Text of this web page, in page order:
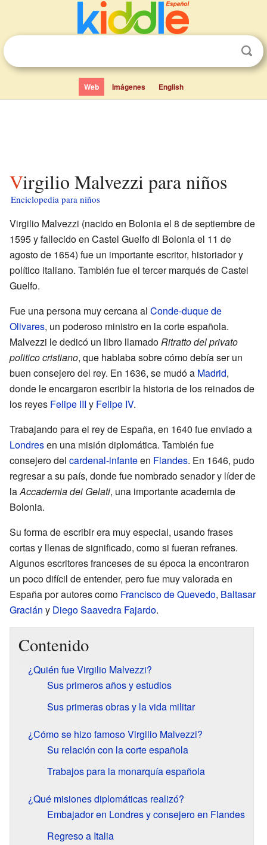
Web Imágenes English
Virgilio Malvezzi para niños
Enciclopedia para niños
Virgilio Malvezzi (nacido en Bolonia el 8 de septiembre de
1595 y fallecido en Castel Guelfo di Bolonia el 11 de
agosto de 1654) fue un importante escritor, historiador y
político italiano. También fue el tercer marqués de Castel
Guelfo.
Fue una persona muy cercana al Conde-duque de
Olivares, un poderoso ministro en la corte española.
Malvezzi le dedicó un libro llamadoRitratto del privato
politico cristiano, que hablaba sobre cómo debía ser un
buen consejero del rey. En 1636, se mudó a Madrid,
donde le encargaron escribir la historia de los reinados de
los reyes Felipe III y Felipe IV.
Trabajando para el rey de España, en 1640 fue enviado a
Londresen una misión diplomática. También fue
consejero del cardenal-infanteen Flandes. En 1646, pudo
regresar a su país, donde fue nombrado senador y líder de
laAccademia dei Gelati, una importante academia de
Bolonia.
Su forma de escribir era muy especial, usando frases
cortas y llenas de significado, como si fueran refranes.
Algunos escritores franceses de su época la encontraron
un poco difícil de entender, pero fue muy valorada en
España por autores como Francisco de Quevedo, Baltasar
Gracián y Diego Saavedra Fajardo.
Contenido
¿Quién fue Virgilio Malvezzi?
Sus primeros años y estudios
Sus primeras obras y la vida militar
¿Cómo se hizo famoso Virgilio Malvezzi?
Su relación con la corte española
Trabajos para la monarquía española
¿Qué misiones diplomáticas realizó?
Embajador en Londres y consejero en Flandes
Regreso a Italia